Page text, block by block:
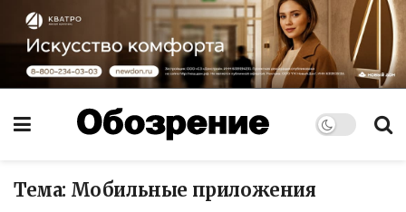
Тема: Мобильные приложения